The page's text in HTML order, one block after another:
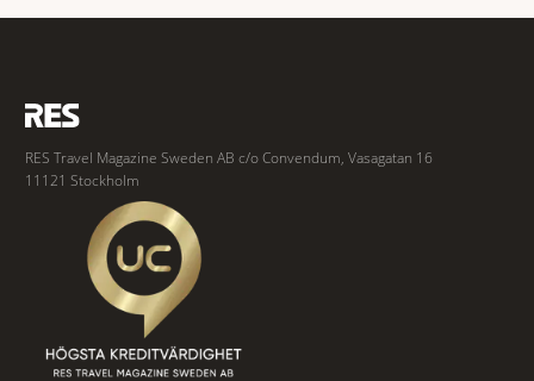
RES Travel Magazine Sweden AB c/o Convendum, Vasagatan 16
11121 Stockholm